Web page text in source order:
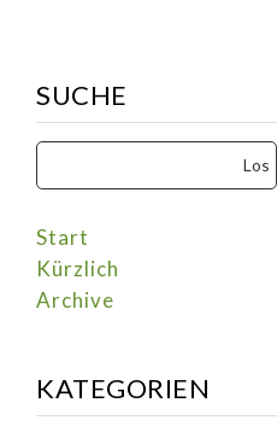
SUCHE
Start
Kürzlich
Archive
KATEGORIEN